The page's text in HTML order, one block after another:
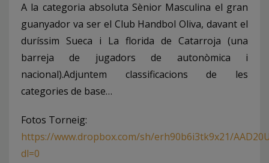
A la categoria absoluta Sènior Masculina el gran
guanyador va ser el Club Handbol Oliva, davant el
duríssim Sueca i La florida de Catarroja (una
barreja de jugadors de autonòmica i
nacional).Adjuntem classificacions de les
categories de base…
Fotos Torneig:
https://www.dropbox.com/sh/erh90b6i3tk9x21/
dl=0